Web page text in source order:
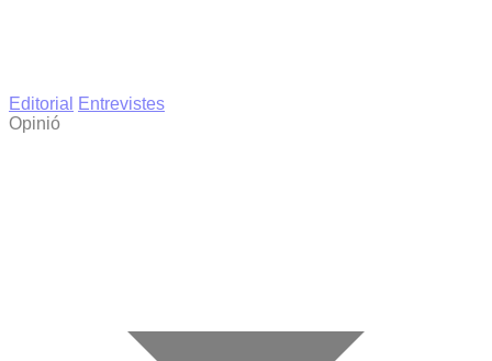
Editorial
Entrevistes
Opinió